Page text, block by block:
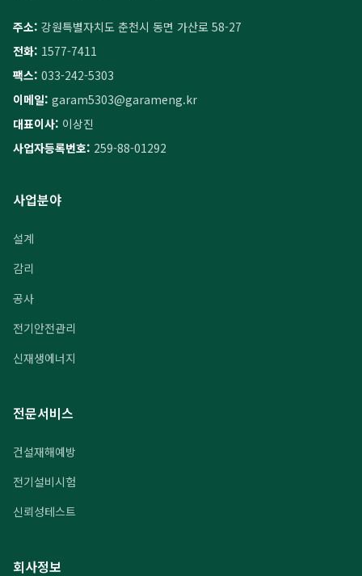
주소: 강원특별자치도 춘천시 동면 가산로 58-27
전화: 1577-7411
팩스: 033-242-5303
이메일: garam5303@garameng.kr
대표이사: 이상진
사업자등록번호: 259-88-01292
사업분야
설계
감리
공사
전기안전관리
신재생에너지
전문서비스
건설재해예방
전기설비시험
신뢰성테스트
회사정보